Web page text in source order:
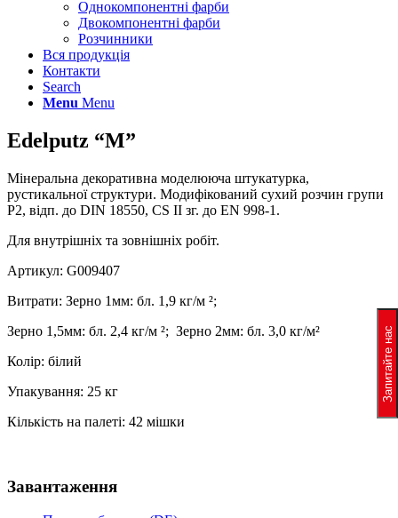
Однокомпонентні фарби
Двокомпонентні фарби
Розчинники
Вся продукція
Контакти
Search
Menu Menu
Edelputz “M”
Мінеральна декоративна моделююча штукатурка,
рустикальної структури. Модифікований сухий розчин групи
Р2, відп. до DIN 18550, CS II зг. до EN 998-1.
Для внутрішніх та зовнішніх робіт.
Артикул: G009407
Витрати: Зерно 1мм: бл. 1,9 кг/м ²;
Зерно 1,5мм: бл. 2,4 кг/м ²; Зерно 2мм: бл. 3,0 кг/м²
Колір: білий
Упакування: 25 кг
Кількість на палеті: 42 мішки
Завантаження
Запитайте нас